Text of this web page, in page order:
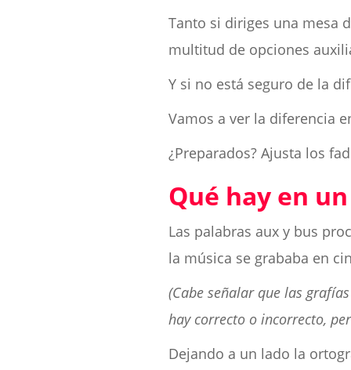
Tanto si diriges una mesa
multitud de opciones
Y si no está seguro de la
Vamos a ver la diferencia
¿Preparados? Ajusta los
Qué hay en
Las palabras aux y bus
la música se grababa en
(Cabe señalar que las
hay correcto o incorrecto,
Dejando a un lado la